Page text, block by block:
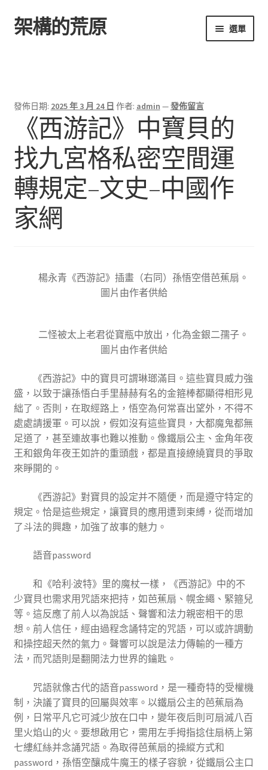
跳
至
跳
至
架構的荒原 選單
發佈日期: 2025 年 3 月 24 日 作者: admin —發佈留言
《西游記》中寶貝的
找九宮格私密空間運
轉規定–文史–中國作
家網
楊永青《西游記》插畫（右同）孫悟空借芭蕉扇。
圖片由作者供給
二怪被太上老君從寶瓶中放出，化為金銀二孺子。
圖片由作者供給
《西游記》中的寶貝可謂琳瑯滿目。這些寶貝威力強
盛，以致于讓孫悟白手里赫赫有名的金箍棒都顯得相形見
絀了。否則，在取經路上，悟空為何常喜出望外，不得不
處處請援軍。可以說，假如沒有這些寶貝，大都魔鬼都無
足道了，甚至連故事也難以推動。像鐵扇公主、金角年夜
王和銀角年夜王如許的重頭戲，都是直接繚繞寶貝的爭取
來睜開的。
《西游記》對寶貝的設定并不隨便，而是遵守特定的
規定。恰是這些規定，讓寶貝的應用遭到束縛，從而增加
了斗法的興趣，加強了故事的魅力。
語音password
和《哈利·波特》里的魔杖一樣，《西游記》中的不
少寶貝也需求用咒語來把持，如芭蕉扇、幌金繩、緊箍兒
等。這反應了前人以為說話、聲響和法力親密相干的思
想。前人信任，經由過程念誦特定的咒語，可以或許調動
和操控超天然的氣力。聲響可以說是法力傳輸的一種方
法，而咒語則是翻開法力世界的鑰匙。
咒語就像古代的語音password，是一種奇特的受權機
制，決議了寶貝的回屬與效率。以鐵扇公主的芭蕉扇為
例，日常平凡它可減少放在口中，變年夜后則可扇滅八百
里火焰山的火。要想啟用它，需用左手拇指捻住扇柄上第
七縷紅絲并念誦咒語。為取得芭蕉扇的操縱方式和
password，孫悟空釀成牛魔王的樣子容貌，從鐵扇公主口